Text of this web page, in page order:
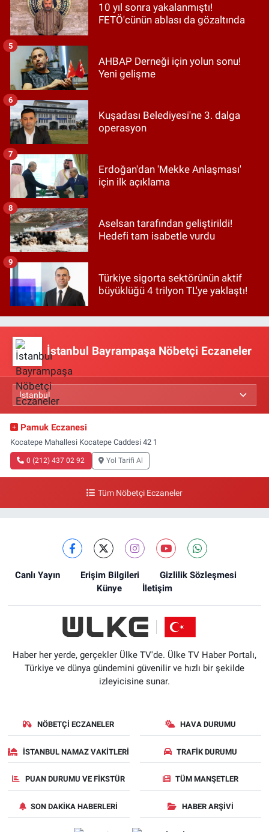
10 yıl sonra yakalanmıştı!
FETÖ'cünün ablası da gözaltında
AHBAP Derneği için yolun sonu!
Yeni gelişme
5
Kuşadası Belediyesi'ne 3. dalga
operasyon
6
Erdoğan'dan 'Mekke Anlaşması'
için ilk açıklama
7
Aselsan tarafından geliştirildi!
Hedefi tam isabetle vurdu
8
Türkiye sigorta sektörünün aktif
büyüklüğü 4 trilyon TL'ye yaklaştı!
9
İstanbul Bayrampaşa Nöbetçi Eczaneler
Pamuk Eczanesi
Kocatepe Mahallesi Kocatepe Caddesi 42 1
0 (212) 437 02 92 Yol Tarifi Al
Tüm Nöbetçi Eczaneler
Canlı Yayın Erişim Bilgileri
Gizlilik Sözleşmesi
Künye
İletişim
Haber her yerde, gerçekler Ülke TV'de. Ülke TV Haber Portalı,
Türkiye ve dünya gündemini güvenilir ve hızlı bir şekilde
izleyicisine sunar.
NÖBETÇI ECZANELER HAVA DURUMU
İSTANBUL NAMAZ VAKITLERI TRAFIK DURUMU
PUAN DURUMU VE FIKSTÜR TÜM MANŞETLER
SON DAKIKA HABERLERI HABER ARŞIVI